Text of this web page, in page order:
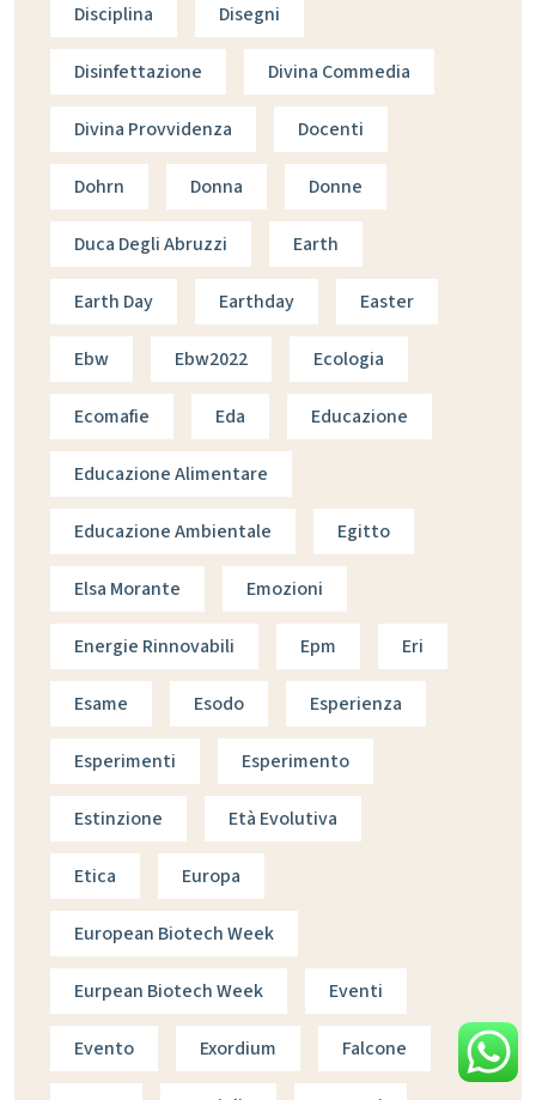
Disciplina Disegni
Disinfettazione Divina Commedia
Divina Provvidenza Docenti
Dohrn Donna Donne
Duca Degli Abruzzi Earth
Earth Day Earthday Easter
Ebw Ebw2022 Ecologia
Ecomafie Eda Educazione
Educazione Alimentare
Educazione Ambientale Egitto
Elsa Morante Emozioni
Energie Rinnovabili Epm Eri
Esame Esodo Esperienza
Esperimenti Esperimento
Estinzione Età Evolutiva
Etica Europa
European Biotech Week
Eurpean Biotech Week Eventi
Evento Exordium Falcone